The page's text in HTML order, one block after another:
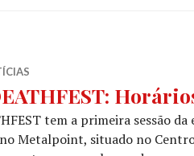
tem a primeira sessão
Metalpoint, situado no